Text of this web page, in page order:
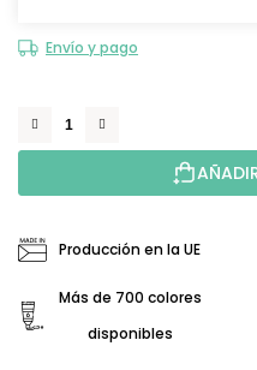
Envío y pago
Producción en la UE
Más de 700 colores
disponibles